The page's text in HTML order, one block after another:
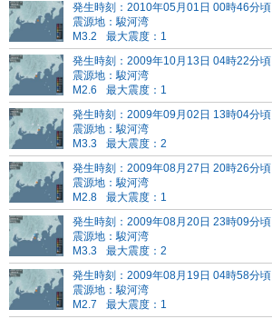
発生時刻：2010年05月01日 00時46分頃
震源地：駿河湾
M3.2
最大震度：1
発生時刻：2009年10月13日 04時22分頃
震源地：駿河湾
M2.6
最大震度：1
発生時刻：2009年09月02日 13時04分頃
震源地：駿河湾
M3.3
最大震度：2
発生時刻：2009年08月27日 20時26分頃
震源地：駿河湾
M2.8
最大震度：1
発生時刻：2009年08月20日 23時09分頃
震源地：駿河湾
M3.3
最大震度：2
発生時刻：2009年08月19日 04時58分頃
震源地：駿河湾
M2.7
最大震度：1